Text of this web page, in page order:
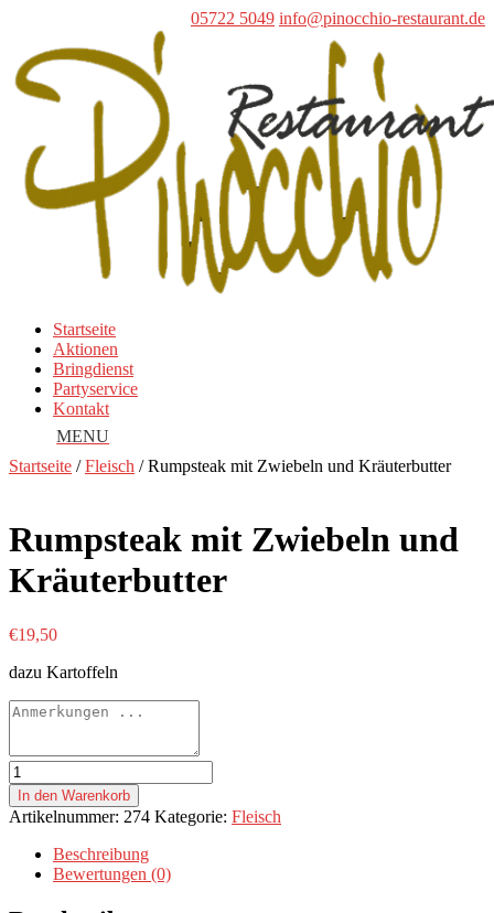
05722 5049 info@pinocchio-restaurant.de
Startseite
Aktionen
Bringdienst
Partyservice
Kontakt
Startseite /Fleisch / Rumpsteak mit Zwiebeln und Kräuterbutter
Rumpsteak mit Zwiebeln und
Kräuterbutter
€19,50
dazu Kartoffeln
Rumpsteak
mit
Zwiebeln
und
Kräuterbutter
Menge
In den Warenkorb
Artikelnummer: 274 Kategorie: Fleisch
Beschreibung
Bewertungen (0)